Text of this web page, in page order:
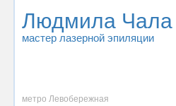
Людмила Чала
мастер лазерной эпиляции
метро Левобережная